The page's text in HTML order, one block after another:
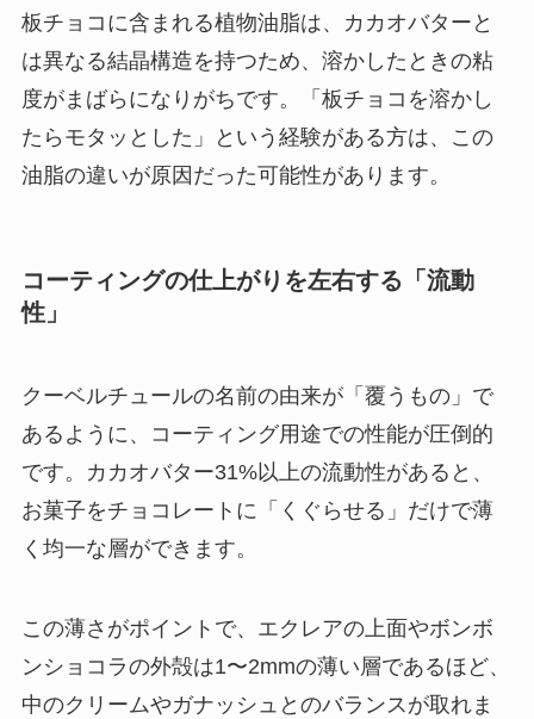
板チョコに含まれる植物油脂は、カカオバターと
は異なる結晶構造を持つため、溶かしたときの粘
度がまばらになりがちです。「板チョコを溶かし
たらモタッとした」という経験がある方は、この
油脂の違いが原因だった可能性があります。
コーティングの仕上がりを左右する「流動
性」
クーベルチュールの名前の由来が「覆うもの」で
あるように、コーティング用途での性能が圧倒的
です。カカオバター31%以上の流動性があると、
お菓子をチョコレートに「くぐらせる」だけで薄
く均一な層ができます。
この薄さがポイントで、エクレアの上面やボンボ
ンショコラの外殻は1〜2mmの薄い層であるほど、
中のクリームやガナッシュとのバランスが取れま